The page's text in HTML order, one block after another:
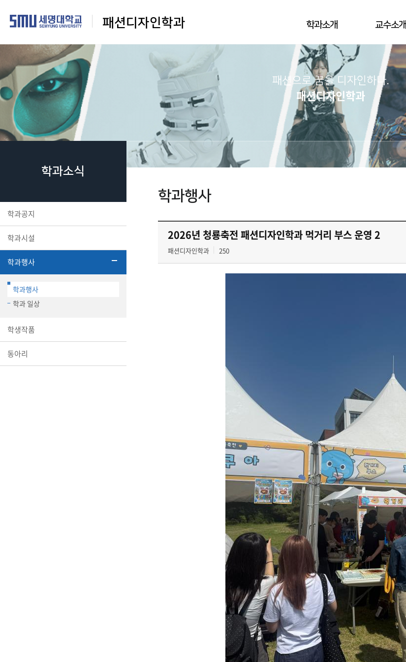
패션디자인학과 학과소개 교수소개
패션으로 꿈을 디자인하다.
패션디자인학과
학과소식
학과공지
학과시설
학과행사
학과행사
학과 일상
학생작품
동아리
학과행사
2026년 청룡축전 패션디자인학과 먹거리 부스 운영 2
패션디자인학과 250